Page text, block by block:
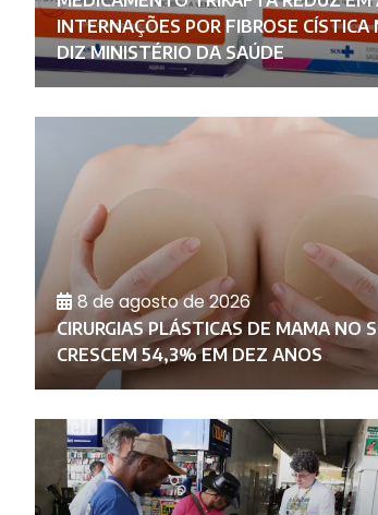
INTERNAÇÕES POR FIBROSE CÍSTICA
DIZ MINISTÉRIO DA SAÚDE
8 de agosto de 2026
CIRURGIAS PLÁSTICAS DE MAMA NO
CRESCEM 54,3% EM DEZ ANOS